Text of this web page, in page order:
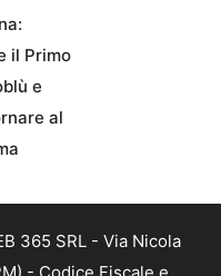
il Primo
e
al
365 SRL - Via Nicola